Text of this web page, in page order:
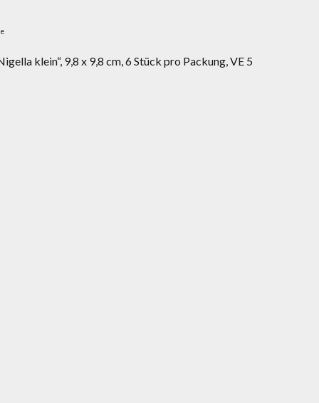
klein“, 9,8 x 9,8 cm, 6 Stück pro Packung, VE 5